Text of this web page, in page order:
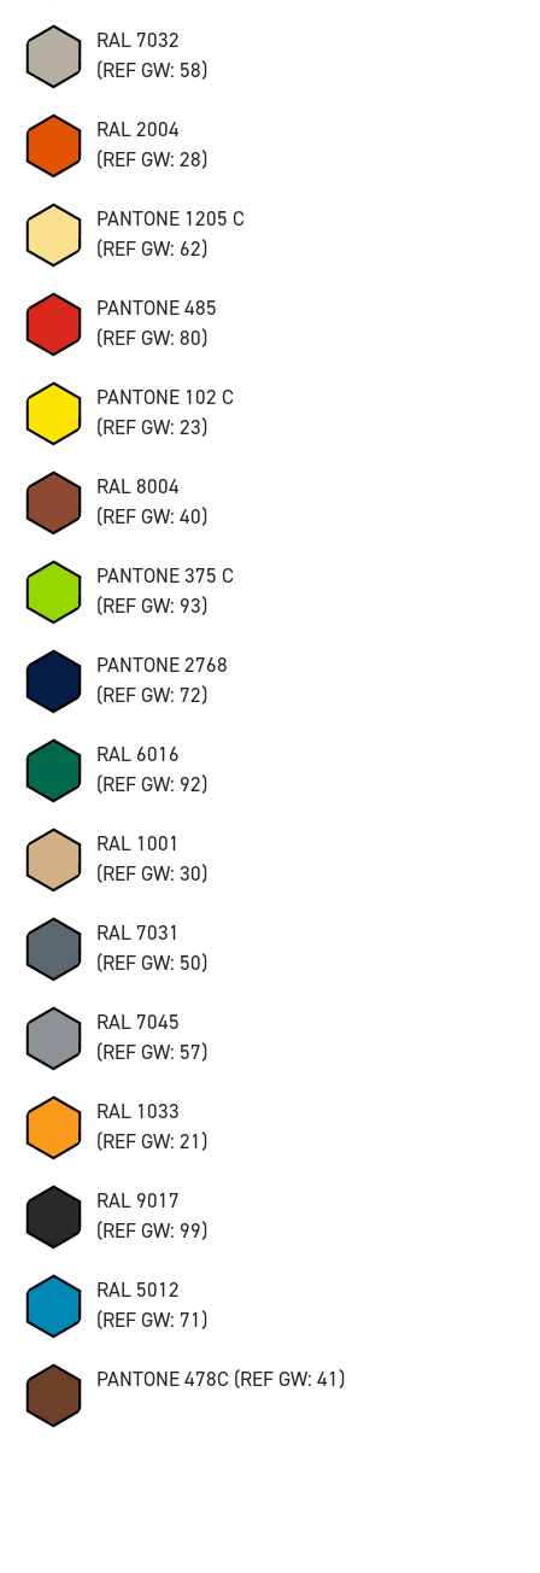
RAL 7032
(REF GW: 58)
RAL 2004
(REF GW: 28)
PANTONE 1205 C
(REF GW: 62)
PANTONE 485
(REF GW: 80)
PANTONE 102 C
(REF GW: 23)
RAL 8004
(REF GW: 40)
PANTONE 375 C
(REF GW: 93)
PANTONE 2768
(REF GW: 72)
RAL 6016
(REF GW: 92)
RAL 1001
(REF GW: 30)
RAL 7031
(REF GW: 50)
RAL 7045
(REF GW: 57)
RAL 1033
(REF GW: 21)
RAL 9017
(REF GW: 99)
RAL 5012
(REF GW: 71)
PANTONE 478C (REF GW: 41)